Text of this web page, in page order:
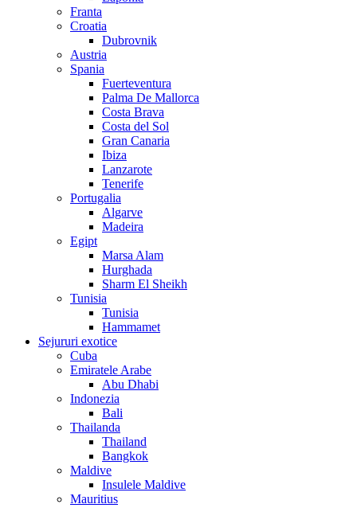
Franta
Croatia
Dubrovnik
Austria
Spania
Fuerteventura
Palma De Mallorca
Costa Brava
Costa del Sol
Gran Canaria
Ibiza
Lanzarote
Tenerife
Portugalia
Algarve
Madeira
Egipt
Marsa Alam
Hurghada
Sharm El Sheikh
Tunisia
Tunisia
Hammamet
Sejururi exotice
Cuba
Emiratele Arabe
Abu Dhabi
Indonezia
Bali
Thailanda
Thailand
Bangkok
Maldive
Insulele Maldive
Mauritius